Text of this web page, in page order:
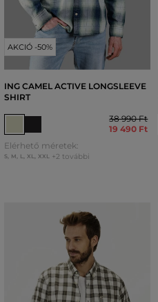
AKCIÓ -50%
ING CAMEL ACTIVE LONGSLEEVE
SHIRT
38 990 Ft
19 490 Ft
Elérhető méretek:
S, M, L, XL, XXL +2 további